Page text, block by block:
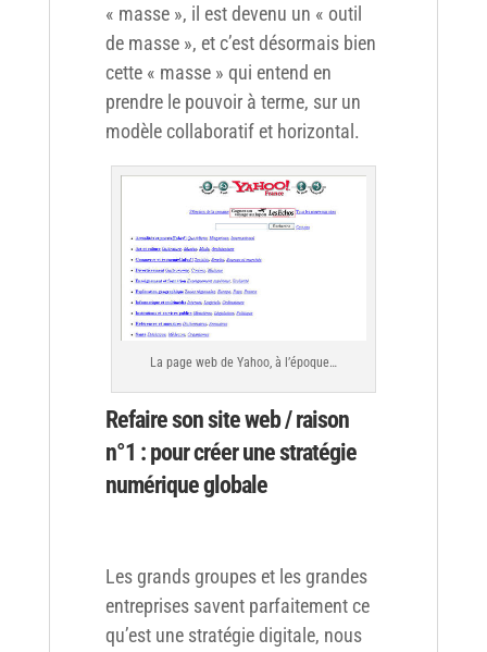
« masse », il est devenu un « outil
de masse », et c’est désormais bien
cette « masse » qui entend en
prendre le pouvoir à terme, sur un
modèle collaboratif et horizontal.
La page web de Yahoo, à l’époque…
Refaire son site web / raison
n°1 : pour créer une stratégie
numérique globale
Les grands groupes et les grandes
entreprises savent parfaitement ce
qu’est une stratégie digitale, nous